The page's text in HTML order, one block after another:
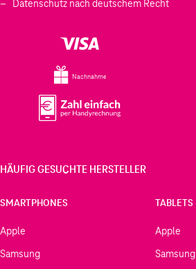
Datenschutz nach deutschem Recht
Nachnahme
HÄUFIG GESUCHTE HERSTELLER
SMARTPHONES
Apple
Samsung
TABLETS
Apple
Samsung